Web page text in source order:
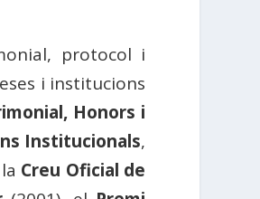
protocol i
i institucions
Honors i
Institucionals,
Creu Oficial de